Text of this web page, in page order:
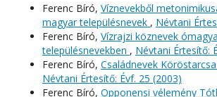
Ferenc Bíró, Víznevekből
magyar településnevek , Névtani
Ferenc Bíró, Vízrajzi köznevek
településnevekben , Névtani Értesítő:
Ferenc Bíró, Családnevek
Névtani Értesítő: Évf. 25 (2003)
Ferenc Bíró, Opponensi vélemény